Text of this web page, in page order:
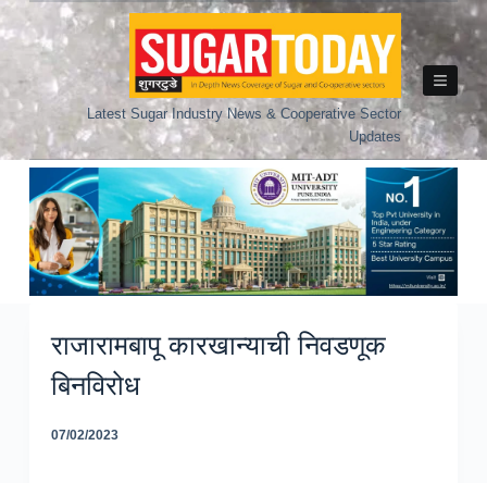
Skip
to
Latest Sugar Industry News & Cooperative Sector
Updates
राजारामबापू कारखान्याची निवडणूक
बिनविरोध
07/02/2023